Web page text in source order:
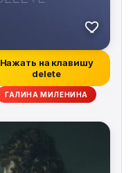
Нажать на клавишу
delete
ГАЛИНА МИЛЕНИНА